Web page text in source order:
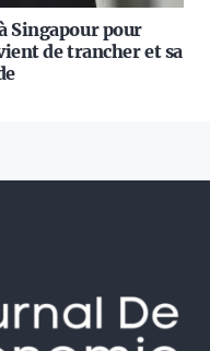
Singapour pour
de trancher et sa